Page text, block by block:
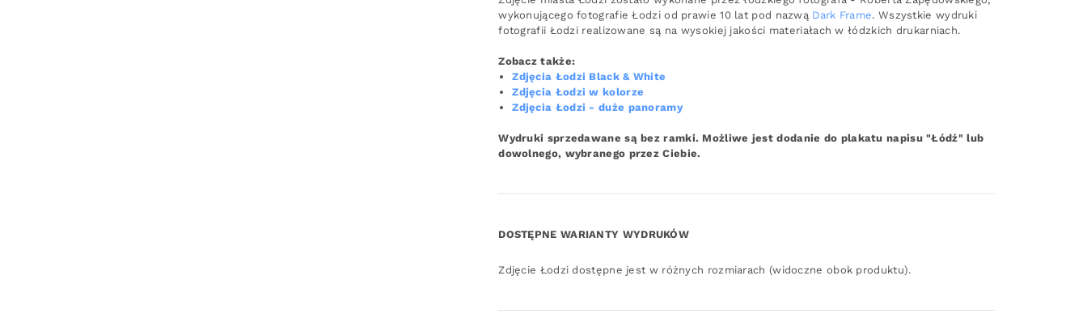
wykonującego fotografie Łodzi od prawie 10 lat pod nazwą Dark Frame. Wszystkie wydruki
fotografii Łodzi realizowane są na wysokiej jakości materiałach w łódzkich drukarniach.
Zobacz także:
Zdjęcia Łodzi Black & White
Zdjęcia Łodzi w kolorze
Zdjęcia Łodzi - duże panoramy
Wydruki sprzedawane są bez ramki. Możliwe jest dodanie do plakatu napisu "Łódź" lub
dowolnego, wybranego przez Ciebie.
DOSTĘPNE WARIANTY WYDRUKÓW
Zdjęcie Łodzi dostępne jest w różnych rozmiarach (widoczne obok produktu).